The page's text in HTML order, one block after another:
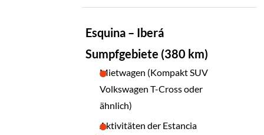
Esquina – Iberá
Sumpfgebiete (380 km)
Mietwagen (Kompakt SUV
Volkswagen T-Cross oder
ähnlich)
Aktivitäten der Estancia